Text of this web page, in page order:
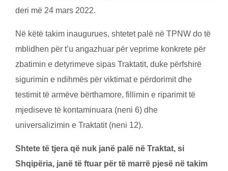
deri më 24 mars 2022.
Në këtë takim inaugurues, shtetet palë në TPNW do të
mblidhen për t’u angazhuar për veprime konkrete për
zbatimin e detyrimeve sipas Traktatit, duke përfshirë
sigurimin e ndihmës për viktimat e përdorimit dhe
testimit të armëve bërthamore, fillimin e riparimit të
mjediseve të kontaminuara (neni 6) dhe
universalizimin e Traktatit (neni 12).
Shtete të tjera që nuk janë palë në Traktat, si
Shqipёria, janё tё ftuar për të marrë pjesë në takim
Add Impact to
Your Inbox